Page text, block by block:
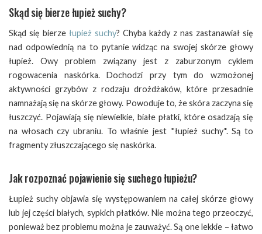
Skąd się bierze łupież suchy?
Skąd się bierze łupież suchy? Chyba każdy z nas zastanawiał się
nad odpowiednią na to pytanie widząc na swojej skórze głowy
łupież. Owy problem związany jest z zaburzonym cyklem
rogowacenia naskórka. Dochodzi przy tym do wzmożonej
aktywności grzybów z rodzaju drożdżaków, które przesadnie
namnażają się na skórze głowy. Powoduje to, że skóra zaczyna się
łuszczyć. Pojawiają się niewielkie, białe płatki, które osadzają się
na włosach czy ubraniu. To właśnie jest *łupież suchy*. Są to
fragmenty złuszczającego się naskórka.
Jak rozpoznać pojawienie się suchego łupieżu?
Łupież suchy objawia się występowaniem na całej skórze głowy
lub jej części białych, sypkich płatków. Nie można tego przeoczyć,
ponieważ bez problemu można je zauważyć. Są one lekkie – łatwo